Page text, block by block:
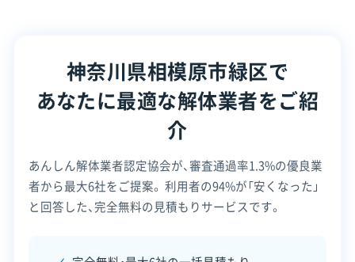
公式HP 公式サイトを見る
SNS SNSを見る
【建設業許可】
神奈川県知事：第083467号
【産業廃棄物収集運搬業許可】
神奈川県知事：第01402184195号
東京都知事：第01300184195号
全部見る
設立日 2022年6月
100万円
営業時間 9:00～19:00
対応エリア 神奈川県、東京都、千葉県、埼玉県
神奈川県相模原市緑区で
あなたに最適な解体業者をご紹
介
あんしん解体業者認定協会が、審査通過率1.3%の優良業
者から最大6社をご提案。 利用者の94%が「安くなった」
と回答した、完全無料の見積もりサービスです。